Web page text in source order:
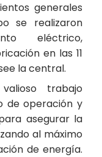
generales
se realizaron
eléctrico,
en las 11
la central.
trabajo
de operación y
asegurar la
al máximo
de energía.